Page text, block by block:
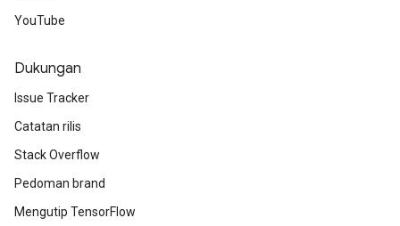
YouTube
Dukungan
Issue Tracker
Catatan rilis
Stack Overflow
Pedoman brand
Mengutip TensorFlow